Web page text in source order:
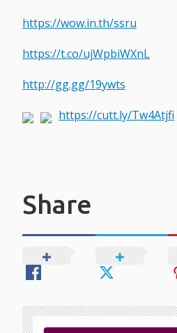
https://wow.in.th/ssru
https://t.co/ujWpbiWXnL
http://gg.gg/19ywts
https://cutt.ly/Tw4Atjfi
Share